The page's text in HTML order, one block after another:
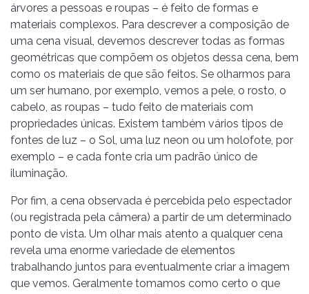
árvores a pessoas e roupas – é feito de formas e
materiais complexos. Para descrever a composição de
uma cena visual, devemos descrever todas as formas
geométricas que compõem os objetos dessa cena, bem
como os materiais de que são feitos. Se olharmos para
um ser humano, por exemplo, vemos a pele, o rosto, o
cabelo, as roupas – tudo feito de materiais com
propriedades únicas. Existem também vários tipos de
fontes de luz – o Sol, uma luz neon ou um holofote, por
exemplo – e cada fonte cria um padrão único de
iluminação.
Por fim, a cena observada é percebida pelo espectador
(ou registrada pela câmera) a partir de um determinado
ponto de vista. Um olhar mais atento a qualquer cena
revela uma enorme variedade de elementos
trabalhando juntos para eventualmente criar a imagem
que vemos. Geralmente tomamos como certo o que